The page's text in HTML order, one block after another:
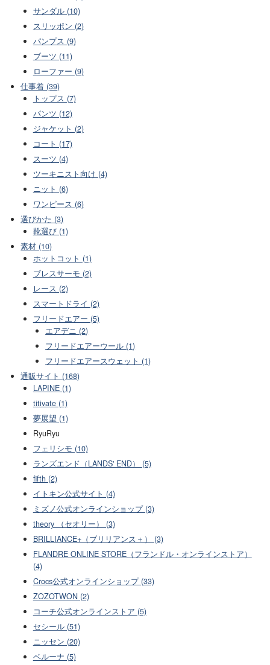
サンダル (10)
スリッポン (2)
パンプス (9)
ブーツ (11)
ローファー (9)
仕事着 (39)
トップス (7)
パンツ (12)
ジャケット (2)
コート (17)
スーツ (4)
ツーキニスト向け (4)
ニット (6)
ワンピース (6)
選びかた (3)
靴選び (1)
素材 (10)
ホットコット (1)
ブレスサーモ (2)
レース (2)
スマートドライ (2)
フリードエアー (5)
エアデニ (2)
フリードエアーウール (1)
フリードエアースウェット (1)
通販サイト (168)
LAPINE (1)
titivate (1)
夢展望 (1)
RyuRyu
フェリシモ (10)
ランズエンド（LANDS' END） (5)
fifth (2)
イトキン公式サイト (4)
ミズノ公式オンラインショップ (3)
theory （セオリー） (3)
BRILLIANCE+（ブリリアンス＋） (3)
FLANDRE ONLINE STORE（フランドル・オンラインストア）
(4)
Crocs公式オンラインショップ (33)
ZOZOTWON (2)
コーチ公式オンラインストア (5)
セシール (51)
ニッセン (20)
ベルーナ (5)